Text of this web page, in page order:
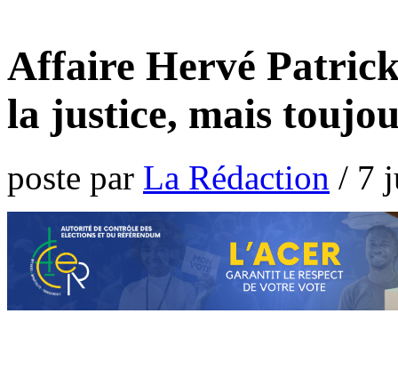
Affaire Hervé
la justice, mais
poste par La Rédaction / 7